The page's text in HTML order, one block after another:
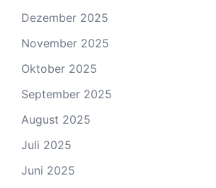
Dezember 2025
November 2025
Oktober 2025
September 2025
August 2025
Juli 2025
Juni 2025